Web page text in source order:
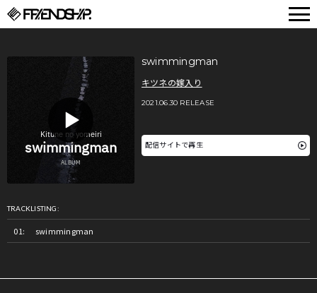
swimmingman
キツネの嫁入り
2021.06.30 RELEASE
配信サイトで再生
TRACKLISTING:
swimmingman